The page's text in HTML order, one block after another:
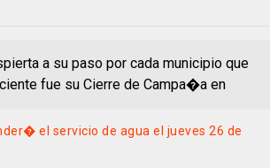
a su paso por cada municipio que
fue su Cierre de Campa�a en
el servicio de agua el jueves 26 de